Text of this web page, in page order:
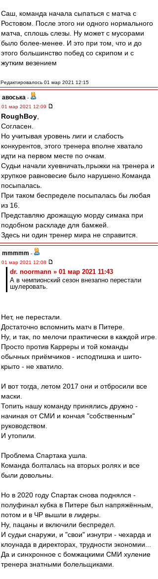
Саш, команда начала сыпаться с матча с
Ростовом. После этого ни одного нормального
матча, сплошь слезы. Ну может с мусорами
было более-менее. И это при том, что и до
этого большинство побед со скрипом и с
жутким везением
Редактировалось 01 мар 2021 12:15
авоська -
01 мар 2021 12:09
RoughBoy
Согласен.
Но учитывая уровень лиги и слабость
конкурентов, этого тренера вполне хватало
идти на первом месте по очкам.
Судьи начали хуевничать,прыжки на тренера и
хрупкое равновесие было нарушено.Команда
посыпалась.
При таком беспределе посыпалась бы любая
из 16.
Представляю дрожащую морду симака при
подобном раскладе для бамжей.
Здесь ни один тренер мира не справится.
mmmmm -
01 мар 2021 12:08
dr. noormann » 01 мар 2021 11:43
А в чемпионский сезон внезапно перестали
шулеровать.
Нет, не перестали.
Достаточно вспомнить матч в Питере.
Ну, и так, по мелочи практически в каждой игре.
Просто против Карреры и той команды
обычных приёмчиков - исподтишка и шито-
крыто - не хватило.
И вот тогда, летом 2017 они и отбросили все
маски.
Топить нашу команду принялись дружно -
начиная от СМИ и кончая "собственным"
руководством.
И утопили.
Проблема Спартака ушла.
Команда болталась на вторых ролях и все
были довольны.
Но в 2020 году Спартак снова поднялся -
полуфинал кубка в Питере был напряжённым,
потом и в ЧР вышли в лидеры.
Ну, пацаны и включили беспредел.
И судьи снаружи, и "свои" изнутри - чехарда и
клоунада в директорах, трудности экономии...
Да и синхронное с бомжацкими СМИ хуление
тренера знатными болельщиками.